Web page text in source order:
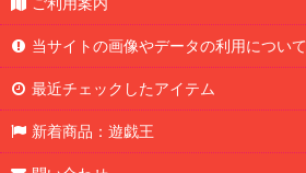
当サイトの画像やデータの利用について
最近チェックしたアイテム
新着商品：遊戯王